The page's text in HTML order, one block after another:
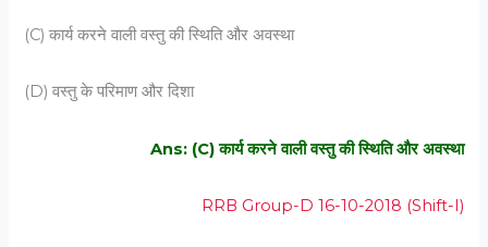
(C) कार्य करने वाली वस्तु की स्थिति और अवस्‍था
(D) वस्‍तु के परिमाण और दिशा
Ans: (C) कार्य करने वाली वस्तु की स्थिति और अवस्‍था
RRB Group-D 16-10-2018 (Shift-I)